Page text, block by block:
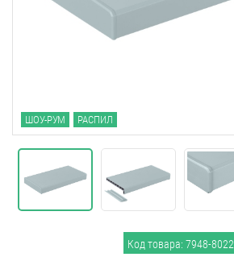
ШОУ-РУМ РАСПИЛ
Код товара: 7948-8022